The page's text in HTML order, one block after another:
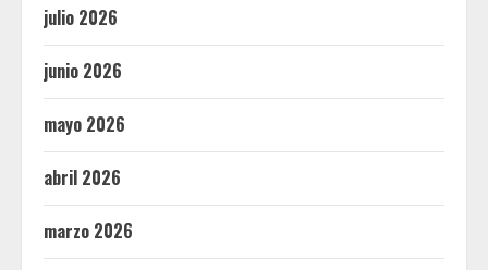
julio 2026
junio 2026
mayo 2026
abril 2026
marzo 2026